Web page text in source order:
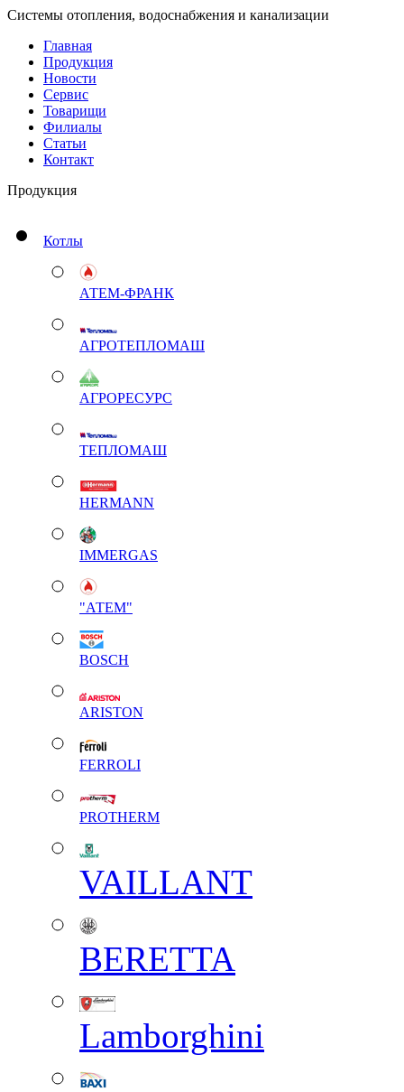
Системы отопления, водоснабжения и канализации
Главная
Продукция
Новости
Сервис
Товарищи
Филиалы
Статьи
Контакт
Продукция
Котлы
АТЕМ-ФРАНК
АГРОТЕПЛОМАШ
АГРОРЕСУРС
ТЕПЛОМАШ
HERMANN
IMMERGAS
"АТЕМ"
BOSCH
ARISTON
FERROLI
PROTHERM
VAILLANT
BERETTA
Lamborghini